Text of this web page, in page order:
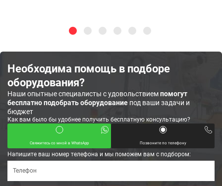
Необходима помощь в подборе
оборудования?
Наши опытные специалисты с удовольствиемпомогут
бесплатно подобрать оборудование под ваши задачи и
бюджет
Как вам было бы удобнее получить бесплатную консультацию?
Свяжитесь со мной в WhatsApp Позвоните по телефону
Напишите ваш номер телефона и мы поможем вам с подбором: